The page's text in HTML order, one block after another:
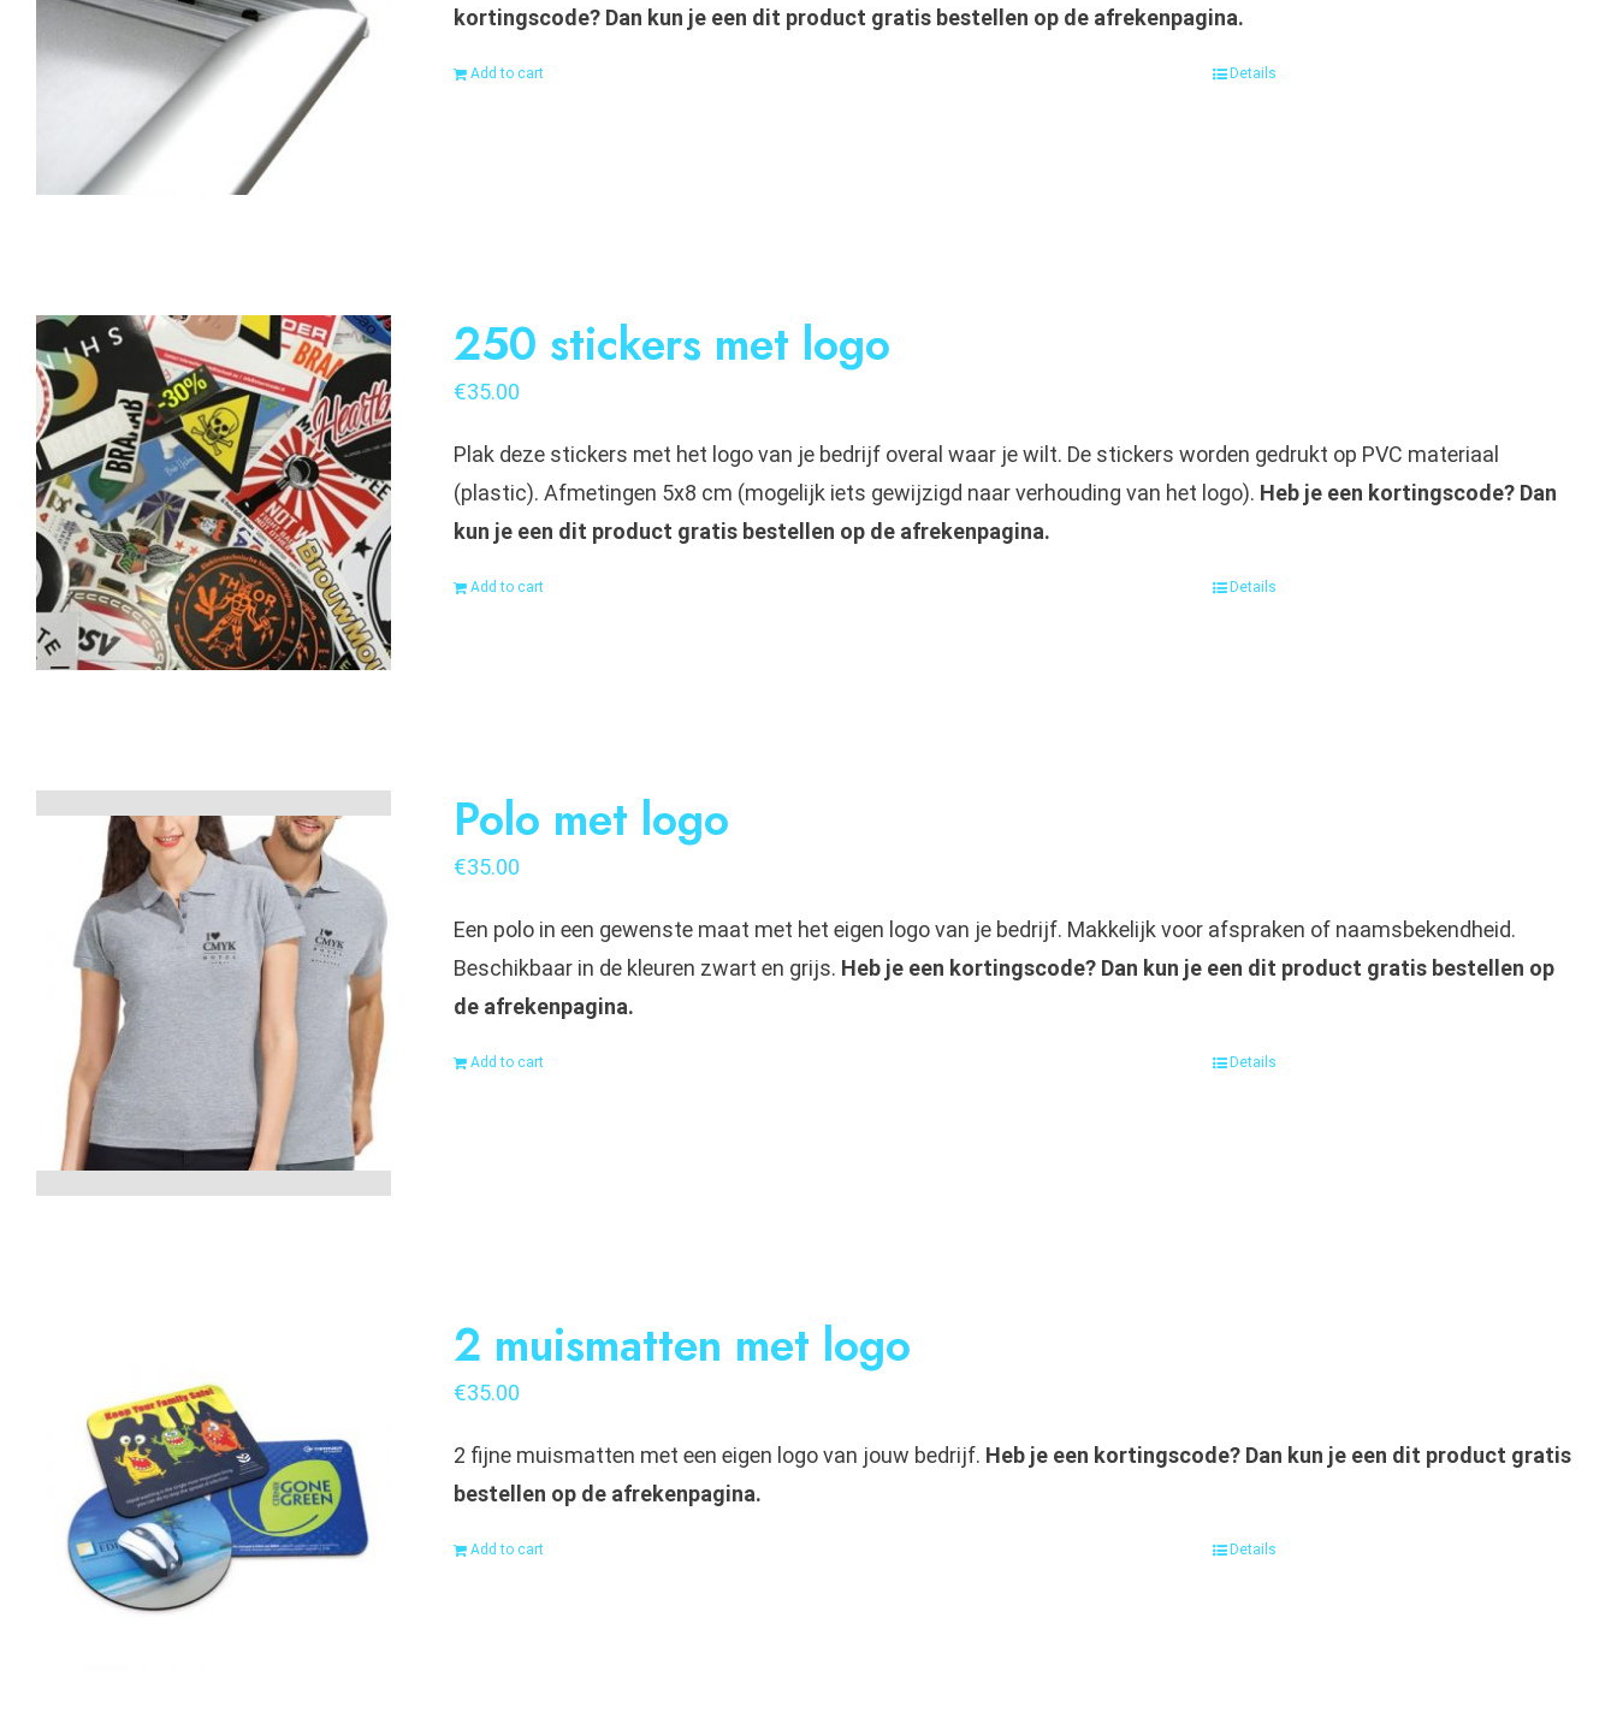
kortingscode? Dan kun je een dit product gratis bestellen op de afrekenpagina.
Add to cart Details
250 stickers met logo
€35.00
Plak deze stickers met het logo van je bedrijf overal waar je wilt. De stickers worden gedrukt op PVC materiaal
(plastic). Afmetingen 5x8 cm (mogelijk iets gewijzigd naar verhouding van het logo). Heb je een kortingscode? Dan
kun je een dit product gratis bestellen op de afrekenpagina.
Add to cart Details
Polo met logo
€35.00
Een polo in een gewenste maat met het eigen logo van je bedrijf. Makkelijk voor afspraken of naamsbekendheid.
Beschikbaar in de kleuren zwart en grijs. Heb je een kortingscode? Dan kun je een dit product gratis bestellen op
de afrekenpagina.
Add to cart Details
2 muismatten met logo
€35.00
2 fijne muismatten met een eigen logo van jouw bedrijf. Heb je een kortingscode? Dan kun je een dit product gratis
bestellen op de afrekenpagina.
Add to cart Details